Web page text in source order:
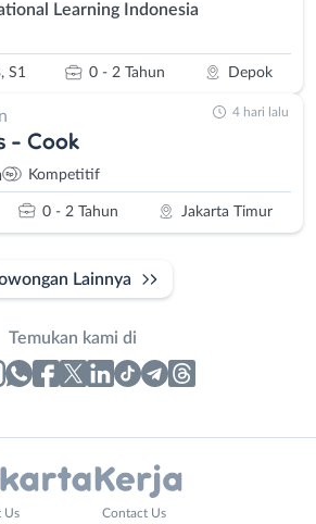
Learning Indonesia
S1 0 - 2 Tahun Depok
- Cook
Kompetitif
0 - 2 Tahun Jakarta Timur
4 hari lalu
Lainnya
Temukan kami di
Us Contact Us